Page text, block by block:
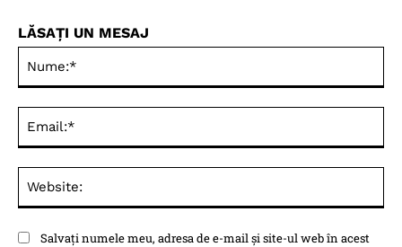
LĂSAȚI UN MESAJ
Salvați numele meu, adresa de e-mail și site-ul web în acest